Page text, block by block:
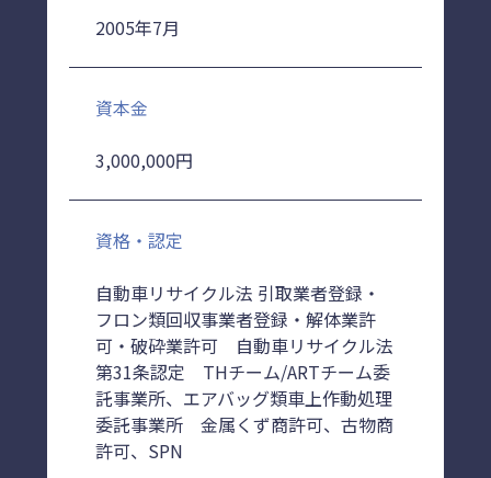
2005年7月
資本金
3,000,000円
資格・認定
自動車リサイクル法 引取業者登録・
フロン類回収事業者登録・解体業許
可・破砕業許可 自動車リサイクル法
第31条認定 THチーム/ARTチーム委
託事業所、エアバッグ類車上作動処理
委託事業所 金属くず商許可、古物商
許可、SPN